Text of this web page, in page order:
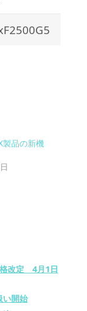
製品の新機
改定 4月1日
い開始